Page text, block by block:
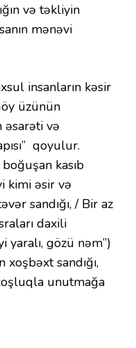
və təkliyin
mənəvi
insanların kəsir
üzünün
əsarəti və
qoyulur.
kasıb
kimi əsir və
sandığı, / Bir az
daxili
yaralı, gözü nəm”)
xoşbəxt sandığı,
unutmağa